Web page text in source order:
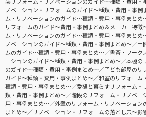
ノベーション・リフォームのガイド〜種類・費用・事例
ム・リノベーションのガイド〜種類・費用・事例まとめ
リフォームのガイド〜費用・事例まとめ＆メーカー特徴
ム・リノベーションのガイド〜種類・費用・事例まとめ
ノベーションのガイド〜種類・費用・事例まとめ〜
土
ムのガイド〜種類・費用・事例まとめ〜
書斎・ワーク
ーションのガイド〜種類・費用・事例まとめ〜
本棚の
のガイド〜種類・費用・事例まとめ〜
子ども部屋のリ
ガイド〜種類・費用・事例まとめ〜
和室のリフォーム
種類・費用・事例まとめ〜
愛猫と暮らすリフォーム
類・費用・事例まとめ〜
階段のリフォーム・リノベー
用・事例まとめ〜
外壁のリフォーム・リノベーション
まとめ〜
リノベーション・リフォームの落とし穴～影